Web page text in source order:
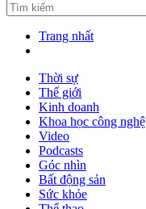
Trang nhất
Thời sự
Thế giới
Kinh doanh
Khoa học công nghệ
Video
Podcasts
Góc nhìn
Bất động sản
Sức khỏe